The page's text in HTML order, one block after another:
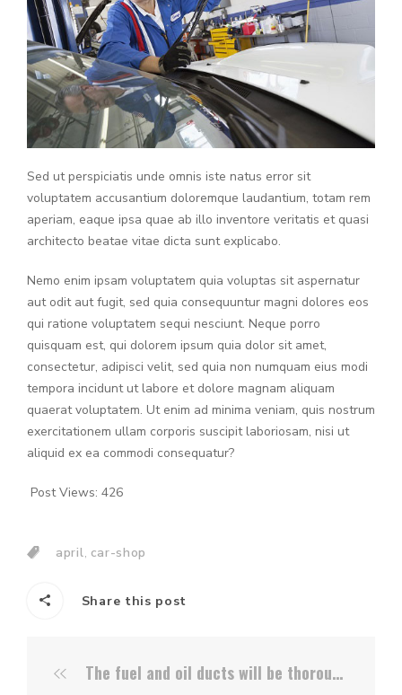
Sed ut perspiciatis unde omnis iste natus error sit
voluptatem accusantium doloremque laudantium, totam rem
aperiam, eaque ipsa quae ab illo inventore veritatis et quasi
architecto beatae vitae dicta sunt explicabo.
Nemo enim ipsam voluptatem quia voluptas sit aspernatur
aut odit aut fugit, sed quia consequuntur magni dolores eos
qui ratione voluptatem sequi nesciunt. Neque porro
quisquam est, qui dolorem ipsum quia dolor sit amet,
consectetur, adipisci velit, sed quia non numquam eius modi
tempora incidunt ut labore et dolore magnam aliquam
quaerat voluptatem. Ut enim ad minima veniam, quis nostrum
exercitationem ullam corporis suscipit laboriosam, nisi ut
aliquid ex ea commodi consequatur?
Post Views: 426
april, car-shop
Share this post
The fuel and oil ducts will be thoroughly tested